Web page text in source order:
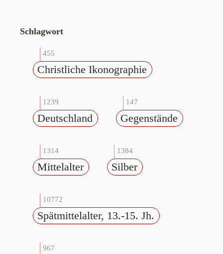
Schlagwort
455
Christliche Ikonographie
1239
Deutschland
147
Gegenstände
1314
Mittelalter
1384
Silber
10772
Spätmittelalter, 13.-15. Jh.
967